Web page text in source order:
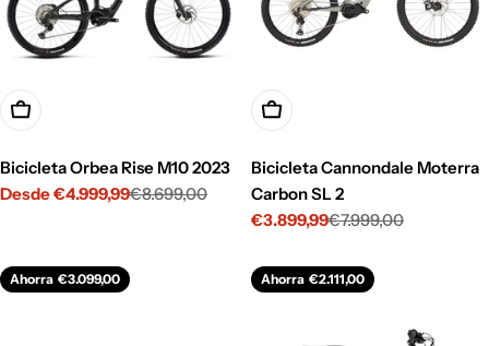
Opciones
Bicicleta Orbea Rise M10 2023
Precio
Desde €4.999,99
Precio
€8.699,00
Opciones
Bicicleta Cannondale Moterra
Carbon SL 2
Precio
venta
€3.899,99
Precio
€7.999,00
Ahorra €3.099,00 Ahorra €2.111,00